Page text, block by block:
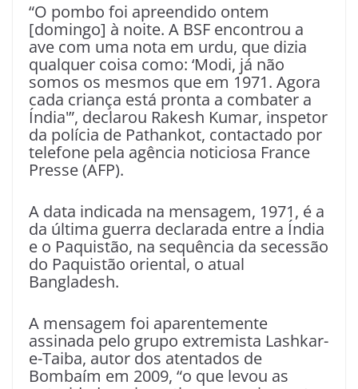
“O pombo foi apreendido ontem
[domingo] à noite. A BSF encontrou a
ave com uma nota em urdu, que dizia
qualquer coisa como: ‘Modi, já não
somos os mesmos que em 1971. Agora
cada criança está pronta a combater a
Índia'”, declarou Rakesh Kumar, inspetor
da polícia de Pathankot, contactado por
telefone pela agência noticiosa France
Presse (AFP).
A data indicada na mensagem, 1971, é a
da última guerra declarada entre a Índia
e o Paquistão, na sequência da secessão
do Paquistão oriental, o atual
Bangladesh.
A mensagem foi aparentemente
assinada pelo grupo extremista Lashkar-
e-Taiba, autor dos atentados de
Bombaím em 2009, “o que levou as